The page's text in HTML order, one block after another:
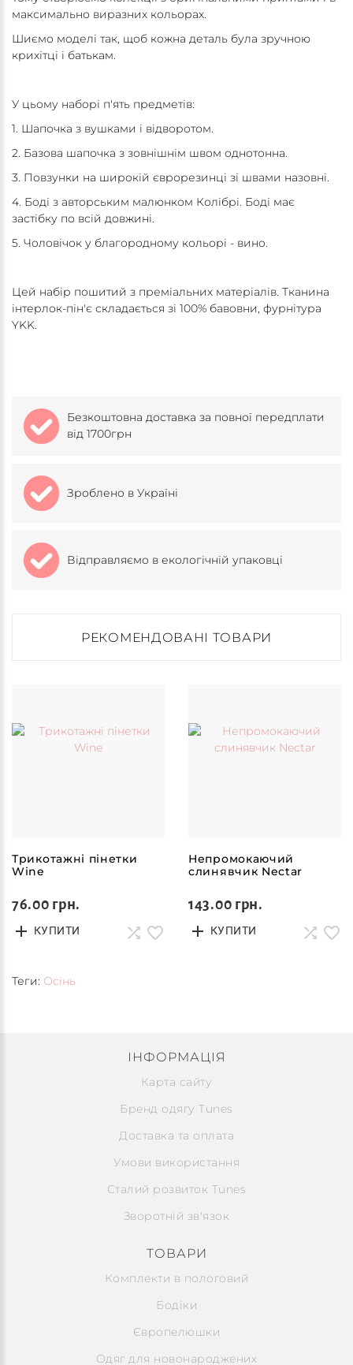
максимально виразних кольорах.
Шиємо моделі так, щоб кожна деталь була зручною
крихітці і батькам.
У цьому наборі п'ять предметів:
1. Шапочка з вушками і відворотом.
2. Базова шапочка з зовнішнім швом однотонна.
3. Повзунки на широкій єврорезинці зі швами назовні.
4. Боді з авторським малюнком Колібрі. Боді має
застібку по всій довжині.
5. Чоловічок у благородному кольорі - вино.
Цей набір пошитий з преміальних матеріалів. Тканина
інтерлок-пін'є складається зі 100% бавовни, фурнітура
YKK.
Безкоштовна доставка за повної передплати
від 1700грн
Зроблено в Україні
Відправляємо в екологічній упаковці
РЕКОМЕНДОВАНІ ТОВАРИ
Трикотажні пінетки
Wine
76.00 грн.
КУПИТИ
Непромокаючий
слинявчик Nectar
143.00 грн.
КУПИТИ
Теги: Осінь
ІНФОРМАЦІЯ
Карта сайту
Бренд одягу Tunes
Доставка та оплата
Умови використання
Сталий розвиток Tunes
Зворотній зв'язок
ТОВАРИ
Комплекти в пологовий
Бодіки
Європелюшки
Одяг для новонароджених